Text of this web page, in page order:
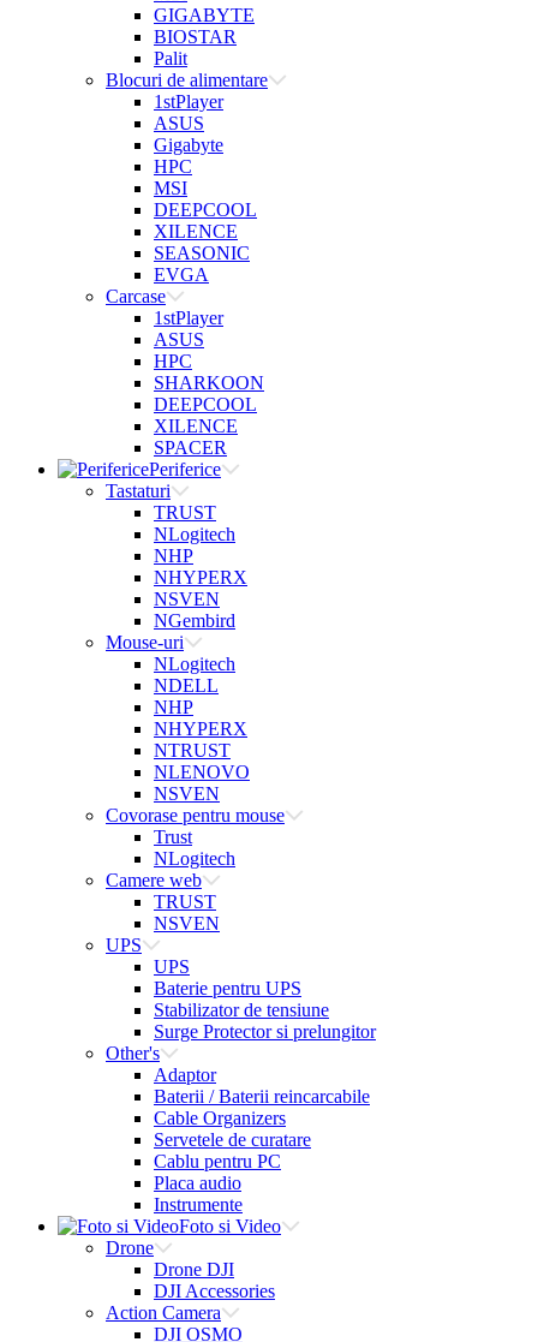
GIGABYTE
BIOSTAR
Palit
Blocuri de alimentare
1stPlayer
ASUS
Gigabyte
HPC
MSI
DEEPCOOL
XILENCE
SEASONIC
EVGA
Carcase
1stPlayer
ASUS
HPC
SHARKOON
DEEPCOOL
XILENCE
SPACER
Periferice
Tastaturi
TRUST
NLogitech
NHP
NHYPERX
NSVEN
NGembird
Mouse-uri
NLogitech
NDELL
NHP
NHYPERX
NTRUST
NLENOVO
NSVEN
Covorase pentru mouse
Trust
NLogitech
Camere web
TRUST
NSVEN
UPS
UPS
Baterie pentru UPS
Stabilizator de tensiune
Surge Protector si prelungitor
Other's
Adaptor
Baterii / Baterii reincarcabile
Cable Organizers
Servetele de curatare
Cablu pentru PC
Placa audio
Instrumente
Foto si Video
Drone
Drone DJI
DJI Accessories
Action Camera
DJI OSMO